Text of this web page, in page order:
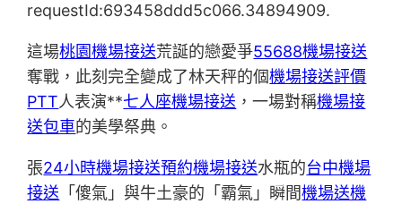
requestId:693458ddd5c066.34894909.
這場桃園機場接送荒誕的戀愛爭55688機場接送
奪戰，此刻完全變成了林天秤的個機場接送評價
PTT人表演**七人座機場接送 ，一場對稱機場接
送包車的美學祭典。
張24小時機場接送預約機場接送水瓶的台中機場
接送 「傻氣」與牛土豪的「霸氣」瞬間機場送機